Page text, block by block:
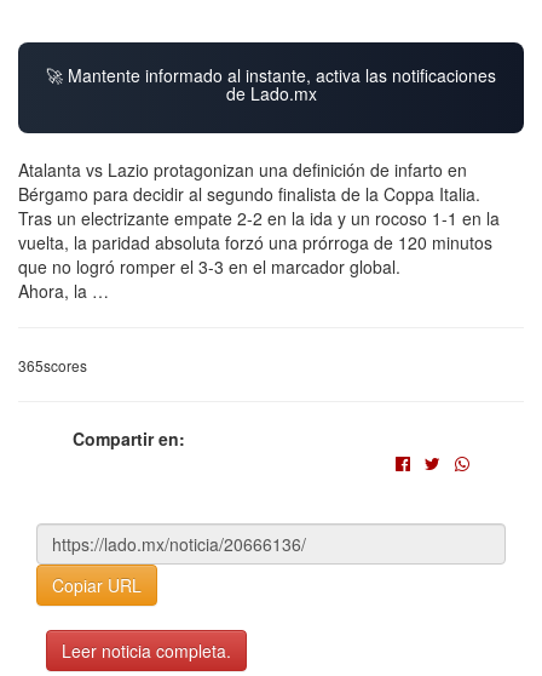
🚀 Mantente informado al instante, activa las notificaciones
de Lado.mx
Atalanta vs Lazio protagonizan una definición de infarto en
Bérgamo para decidir al segundo finalista de la Coppa Italia.
Tras un electrizante empate 2-2 en la ida y un rocoso 1-1 en la
vuelta, la paridad absoluta forzó una prórroga de 120 minutos
que no logró romper el 3-3 en el marcador global.
Ahora, la …
365scores
Compartir en:
Copiar URL
Leer noticia completa.